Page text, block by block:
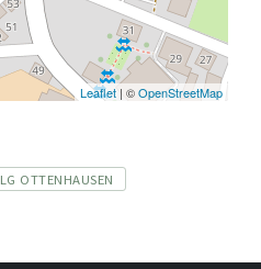
Leaflet | ©OpenStreetMap
LG OTTENHAUSEN